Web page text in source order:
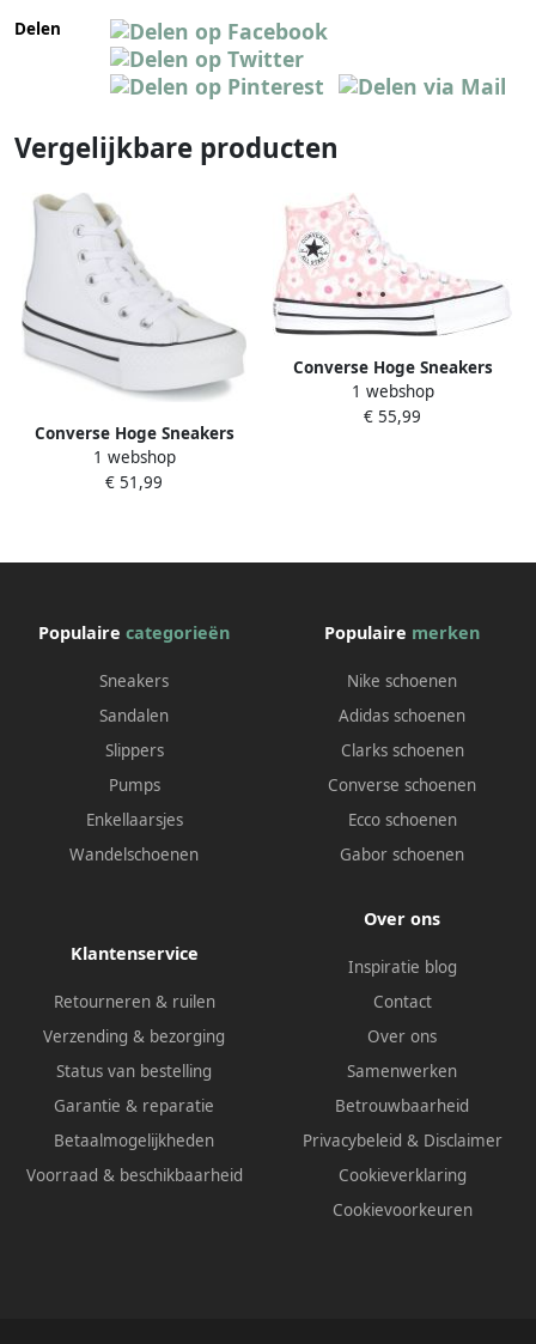
Delen
Vergelijkbare producten
Converse Hoge Sneakers
Chuck Taylor All Star Eva Lift
Leather Foundation Hi
1 webshop
€ 51,99
Converse Hoge Sneakers
CHUCK TAYLOR ALL STAR EVA
LIFT
1 webshop
€ 55,99
Populaire categorieën
Sneakers
Sandalen
Slippers
Pumps
Enkellaarsjes
Wandelschoenen
Populaire merken
Nike schoenen
Adidas schoenen
Clarks schoenen
Converse schoenen
Ecco schoenen
Gabor schoenen
Klantenservice
Retourneren & ruilen
Verzending & bezorging
Status van bestelling
Garantie & reparatie
Betaalmogelijkheden
Voorraad & beschikbaarheid
Over ons
Inspiratie blog
Contact
Over ons
Samenwerken
Betrouwbaarheid
Privacybeleid & Disclaimer
Cookieverklaring
Cookievoorkeuren